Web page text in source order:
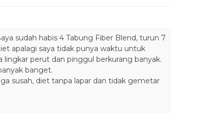
sudah habis 4 Tabung Fiber Blend, turun 7
apalagi saya tidak punya waktu untuk
perut dan pinggul berkurang banyak.
banget.
susah, diet tanpa lapar dan tidak gemetar